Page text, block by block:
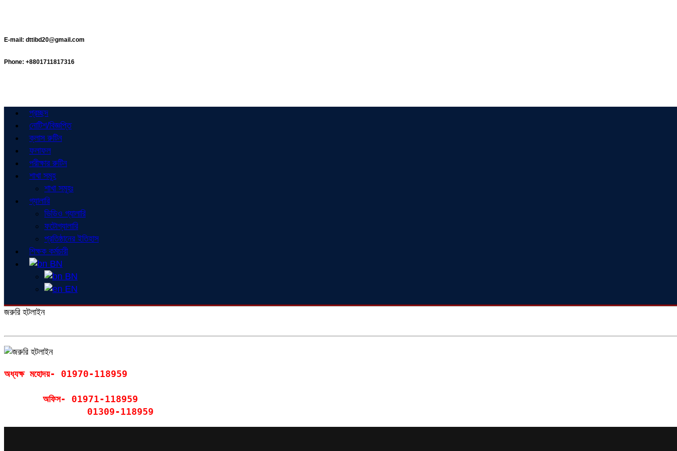
E-mail: dttibd20@gmail.com
Phone: +8801711817316
প্রচ্ছদ
নোটিশ/বিজ্ঞপ্তি
ক্লাস রুটিন
ফলাফল
পরীক্ষার রুটিন
শাখা সমূহ
শাখা সমূহঃ
গ্যালারি
ভিডিও গ্যালারি
ফটোগ্যালারি
প্রতিষ্ঠানের ইতিহাস
শিক্ষক কর্মচারী
BN
BN
EN
জরুরি হটলাইন
অধ্যক্ষ মহোদয়- 01970-118959
       অফিস- 01971-118959
               01309-118959